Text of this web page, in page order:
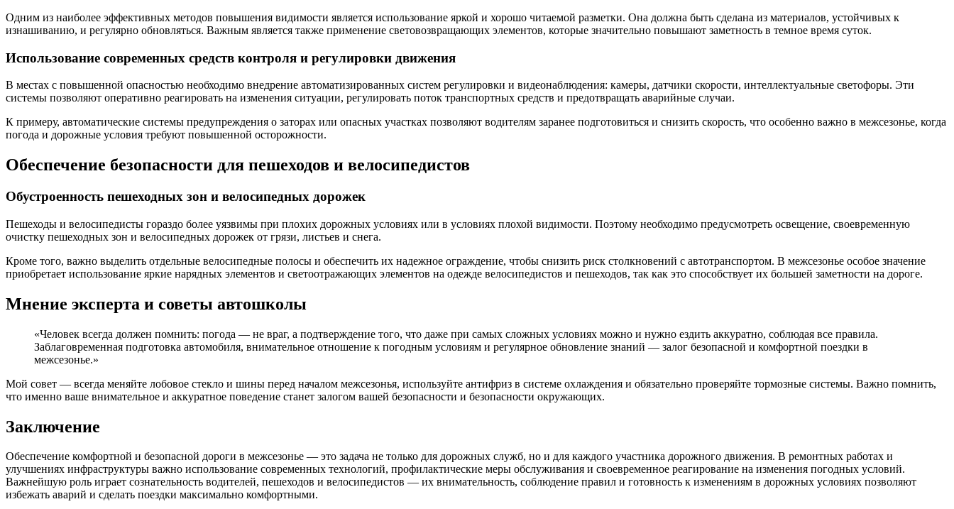
Одним из наиболее эффективных методов повышения видимости является использование яркой и хорошо читаемой разметки. Она должна быть сделана из материалов, устойчивых к
изнашиванию, и регулярно обновляться. Важным является также применение световозвращающих элементов, которые значительно повышают заметность в темное время суток.
Использование современных средств контроля и регулировки движения
В местах с повышенной опасностью необходимо внедрение автоматизированных систем регулировки и видеонаблюдения: камеры, датчики скорости, интеллектуальные светофоры. Эти
системы позволяют оперативно реагировать на изменения ситуации, регулировать поток транспортных средств и предотвращать аварийные случаи.
К примеру, автоматические системы предупреждения о заторах или опасных участках позволяют водителям заранее подготовиться и снизить скорость, что особенно важно в межсезонье, когда
погода и дорожные условия требуют повышенной осторожности.
Обеспечение безопасности для пешеходов и велосипедистов
Обустроенность пешеходных зон и велосипедных дорожек
Пешеходы и велосипедисты гораздо более уязвимы при плохих дорожных условиях или в условиях плохой видимости. Поэтому необходимо предусмотреть освещение, своевременную
очистку пешеходных зон и велосипедных дорожек от грязи, листьев и снега.
Кроме того, важно выделить отдельные велосипедные полосы и обеспечить их надежное ограждение, чтобы снизить риск столкновений с автотранспортом. В межсезонье особое значение
приобретает использование яркие нарядных элементов и светоотражающих элементов на одежде велосипедистов и пешеходов, так как это способствует их большей заметности на дороге.
Мнение эксперта и советы автошколы
«Человек всегда должен помнить: погода — не враг, а подтверждение того, что даже при самых сложных условиях можно и нужно ездить аккуратно, соблюдая все правила.
Заблаговременная подготовка автомобиля, внимательное отношение к погодным условиям и регулярное обновление знаний — залог безопасной и комфортной поездки в
межсезонье.»
Мой совет — всегда меняйте лобовое стекло и шины перед началом межсезонья, используйте антифриз в системе охлаждения и обязательно проверяйте тормозные системы. Важно помнить,
что именно ваше внимательное и аккуратное поведение станет залогом вашей безопасности и безопасности окружающих.
Заключение
Обеспечение комфортной и безопасной дороги в межсезонье — это задача не только для дорожных служб, но и для каждого участника дорожного движения. В ремонтных работах и
улучшениях инфраструктуры важно использование современных технологий, профилактические меры обслуживания и своевременное реагирование на изменения погодных условий.
Важнейшую роль играет сознательность водителей, пешеходов и велосипедистов — их внимательность, соблюдение правил и готовность к изменениям в дорожных условиях позволяют
избежать аварий и сделать поездки максимально комфортными.